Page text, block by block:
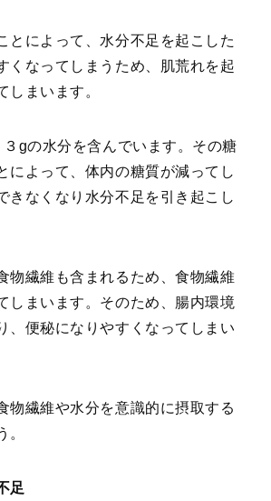
とによって、水分不足を起こした
くなってしまうため、肌荒れを起
しまいます。
gの水分を含んでいます。その糖
によって、体内の糖質が減ってし
きなくなり水分不足を引き起こし
物繊維も含まれるため、食物繊維
しまいます。そのため、腸内環境
、便秘になりやすくなってしまい
物繊維や水分を意識的に摂取する
。
足